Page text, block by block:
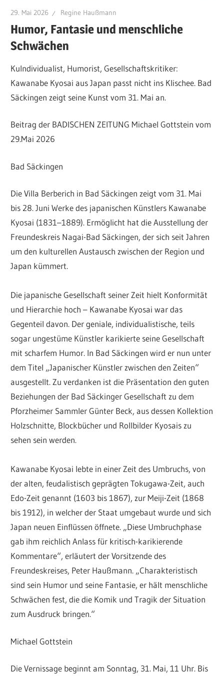
Nagai
29. Mai 2026 Regine Haußmann
Humor, Fantasie und menschliche
Schwächen
KuIndividualist, Humorist, Gesellschaftskritiker:
Kawanabe Kyosai aus Japan passt nicht ins Klischee. Bad
Säckingen zeigt seine Kunst vom 31. Mai an.
Beitrag der BADISCHEN ZEITUNG Michael Gottstein vom
29.Mai 2026
Bad Säckingen
Die Villa Berberich in Bad Säckingen zeigt vom 31. Mai
bis 28. Juni Werke des japanischen Künstlers Kawanabe
Kyosai (1831–1889). Ermöglicht hat die Ausstellung der
Freundeskreis Nagai-Bad Säckingen, der sich seit Jahren
um den kulturellen Austausch zwischen der Region und
Japan kümmert.
Die japanische Gesellschaft seiner Zeit hielt Konformität
und Hierarchie hoch – Kawanabe Kyosai war das
Gegenteil davon. Der geniale, individualistische, teils
sogar ungestüme Künstler karikierte seine Gesellschaft
mit scharfem Humor. In Bad Säckingen wird er nun unter
dem Titel „Japanischer Künstler zwischen den Zeiten“
ausgestellt. Zu verdanken ist die Präsentation den guten
Beziehungen der Bad Säckinger Gesellschaft zu dem
Pforzheimer Sammler Günter Beck, aus dessen Kollektion
Holzschnitte, Blockbücher und Rollbilder Kyosais zu
sehen sein werden.
Kawanabe Kyosai lebte in einer Zeit des Umbruchs, von
der alten, feudalistisch geprägten Tokugawa-Zeit, auch
Edo-Zeit genannt (1603 bis 1867), zur Meiji-Zeit (1868
bis 1912), in welcher der Staat umgebaut wurde und sich
Japan neuen Einflüssen öffnete. „Diese Umbruchphase
gab ihm reichlich Anlass für kritisch-karikierende
Kommentare“, erläutert der Vorsitzende des
Freundeskreises, Peter Haußmann. „Charakteristisch
sind sein Humor und seine Fantasie, er hält menschliche
Schwächen fest, die die Komik und Tragik der Situation
zum Ausdruck bringen.“
Michael Gottstein
Die Vernissage beginnt am Sonntag, 31. Mai, 11 Uhr. Bis